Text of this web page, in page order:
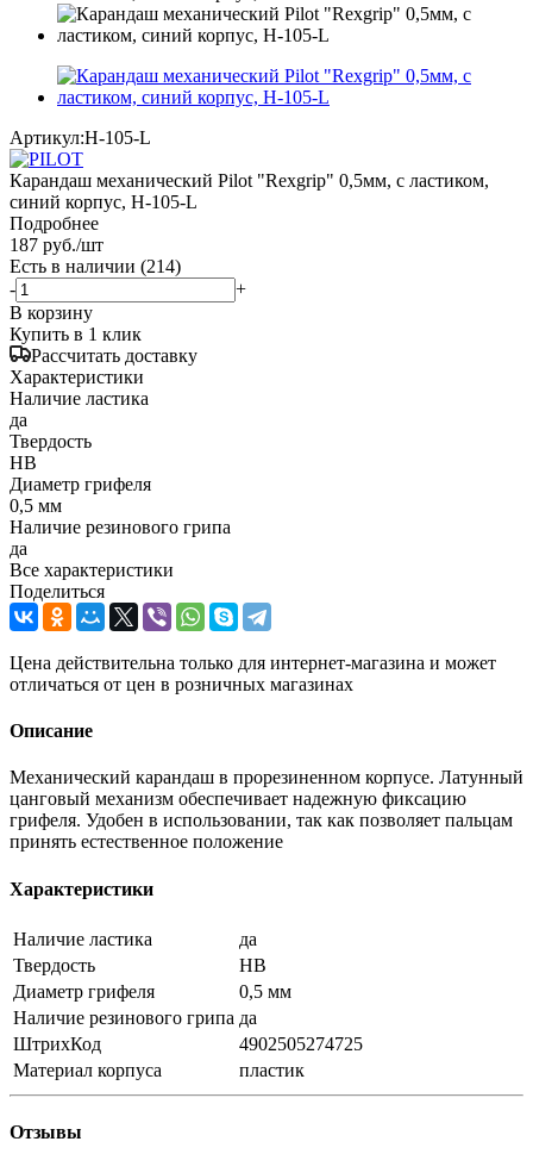
Артикул:H-105-L
Карандаш механический Pilot "Rexgrip" 0,5мм, с ластиком,
синий корпус, H-105-L
Подробнее
187 руб./шт
Есть в наличии (214)
-
+
В корзину
Купить в 1 клик
Рассчитать доставку
Характеристики
Наличие ластика
да
Твердость
HB
Диаметр грифеля
0,5 мм
Наличие резинового грипа
да
Все характеристики
Поделиться
Цена действительна только для интернет-магазина и может
отличаться от цен в розничных магазинах
Описание
Механический карандаш в прорезиненном корпусе. Латунный
цанговый механизм обеспечивает надежную фиксацию
грифеля. Удобен в использовании, так как позволяет пальцам
принять естественное положение
Характеристики
Наличие ластика
да
Твердость
HB
Диаметр грифеля
0,5 мм
Наличие резинового грипа да
ШтрихКод
4902505274725
Материал корпуса
пластик
Отзывы